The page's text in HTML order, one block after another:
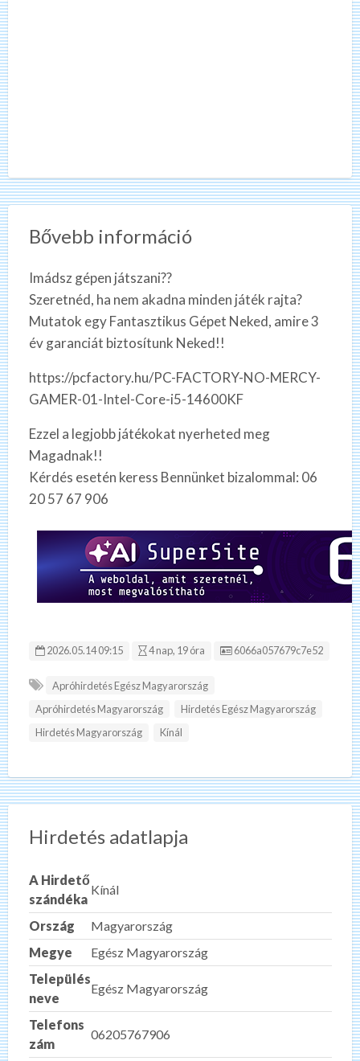
Bővebb információ
Imádsz gépen játszani??
Szeretnéd, ha nem akadna minden játék rajta?
Mutatok egy Fantasztikus Gépet Neked, amire 3
év garanciát biztosítunk Neked!!
https://pcfactory.hu/PC-FACTORY-NO-MERCY-
GAMER-01-Intel-Core-i5-14600KF
Ezzel a legjobb játékokat nyerheted meg
Magadnak!!
Kérdés esetén keress Bennünket bizalommal: 06
20 57 67 906
2026.05.14 09:15 4 nap, 19 óra Hirdetés ID:
6066a057679c7e52
Apróhirdetés Egész Magyarország
Apróhirdetés Magyarország
Hirdetés Egész Magyarország
Hirdetés Magyarország
Kínál
Hirdetés adatlapja
A Hirdető
szándéka
Kínál
Ország
Magyarország
Megye
Egész Magyarország
Település
neve
Egész Magyarország
Telefons
zám
06205767906